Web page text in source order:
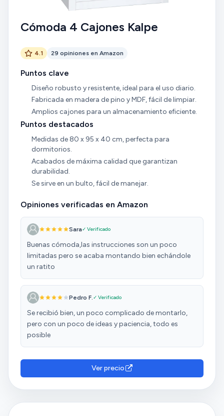
Cómoda 4 Cajones Kalpe
4.1 29 opiniones en Amazon
Puntos clave
Diseño robusto y resistente, ideal para el uso diario.
Fabricada en madera de pino y MDF, fácil de limpiar.
Amplios cajones para un almacenamiento eficiente.
Puntos destacados
Medidas de 80 x 95 x 40 cm, perfecta para
dormitorios.
Acabados de máxima calidad que garantizan
durabilidad.
Se sirve en un bulto, fácil de manejar.
Opiniones verificadas en Amazon
Sara✓ Verificado
Buenas cómoda,las instrucciones son un poco
limitadas pero se acaba montando bien echándole
un ratito
Pedro F.✓ Verificado
Se recibió bien, un poco complicado de montarlo,
pero con un poco de ideas y paciencia, todo es
posible
Ver precio